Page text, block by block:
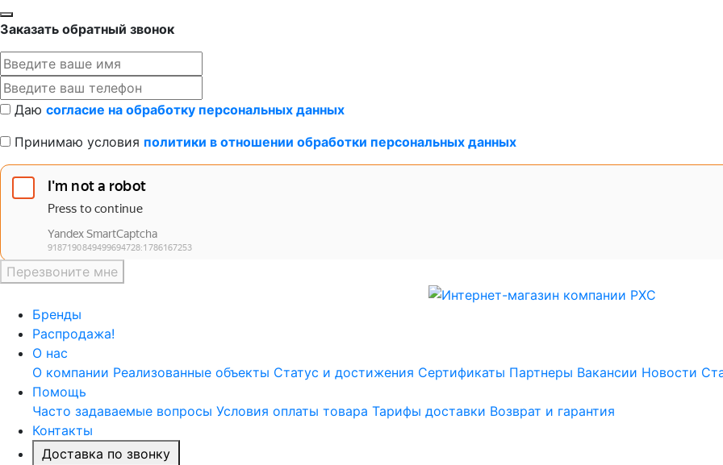
Заказать обратный звонок
Даю согласие на обработку персональных данных
Принимаю условия политики в отношении обработки персональных данных
Перезвоните мне
Бренды
Распродажа!
О нас
О компании Реализованные объекты Статус и достижения Сертификаты Партнеры Вакансии Новости
Помощь
Часто задаваемые вопросы Условия оплаты товара Тарифы доставки Возврат и гарантия
Контакты
Доставка по звонку